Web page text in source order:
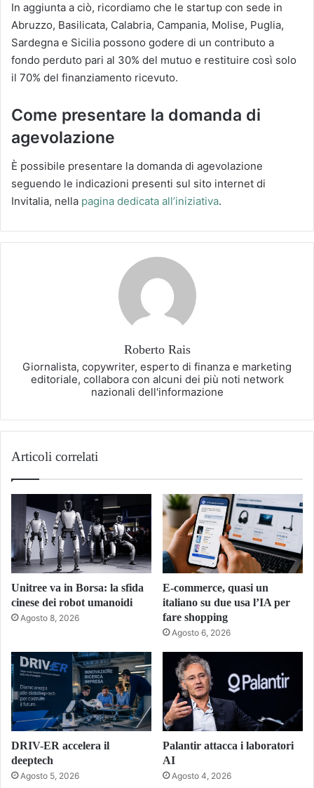
In aggiunta a ciò, ricordiamo che le startup con sede in
Abruzzo, Basilicata, Calabria, Campania, Molise, Puglia,
Sardegna e Sicilia possono godere di un contributo a
fondo perduto pari al 30% del mutuo e restituire così solo
il 70% del finanziamento ricevuto.
Come presentare la domanda di
agevolazione
È possibile presentare la domanda di agevolazione
seguendo le indicazioni presenti sul sito internet di
Invitalia, nella pagina dedicata all’iniziativa.
Roberto Rais
Giornalista, copywriter, esperto di finanza e marketing
editoriale, collabora con alcuni dei più noti network
nazionali dell'informazione
Articoli correlati
Unitree va in Borsa: la sfida
cinese dei robot umanoidi
Agosto 8, 2026
E-commerce, quasi un
italiano su due usa l’IA per
fare shopping
Agosto 6, 2026
DRIV-ER accelera il
deeptech
Agosto 5, 2026
Palantir attacca i laboratori
AI
Agosto 4, 2026